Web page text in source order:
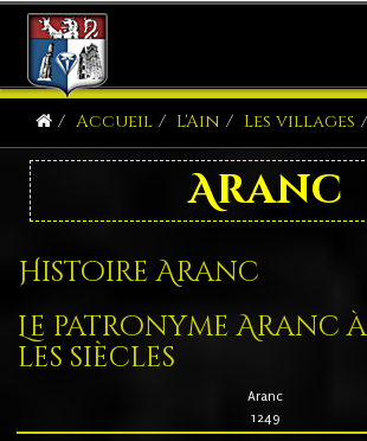
Accueil L'Ain Les villages
Aranc
Histoire Aranc
Le patronyme Aranc
les siècles
Aranc
1249